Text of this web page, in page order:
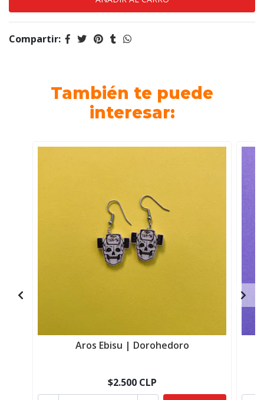
Compartir:
También te puede
interesar:
Aros Ebisu | Dorohedoro
$2.500 CLP